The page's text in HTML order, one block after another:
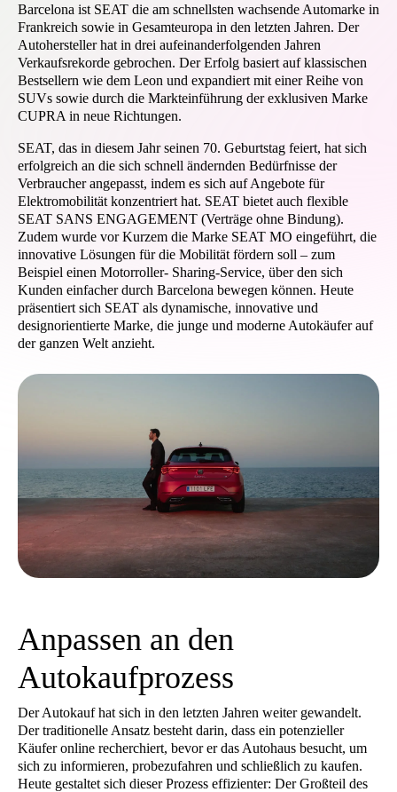
Barcelona ist SEAT die am schnellsten wachsende Automarke in
Frankreich sowie in Gesamteuropa in den letzten Jahren. Der
Autohersteller hat in drei aufeinanderfolgenden Jahren
Verkaufsrekorde gebrochen. Der Erfolg basiert auf klassischen
Bestsellern wie dem Leon und expandiert mit einer Reihe von
SUVs sowie durch die Markteinführung der exklusiven Marke
CUPRA in neue Richtungen.
SEAT, das in diesem Jahr seinen 70. Geburtstag feiert, hat sich
erfolgreich an die sich schnell ändernden Bedürfnisse der
Verbraucher angepasst, indem es sich auf Angebote für
Elektromobilität konzentriert hat. SEAT bietet auch flexible
SEAT SANS ENGAGEMENT (Verträge ohne Bindung).
Zudem wurde vor Kurzem die Marke SEAT MO eingeführt, die
innovative Lösungen für die Mobilität fördern soll – zum
Beispiel einen Motorroller- Sharing-Service, über den sich
Kunden einfacher durch Barcelona bewegen können. Heute
präsentiert sich SEAT als dynamische, innovative und
designorientierte Marke, die junge und moderne Autokäufer auf
der ganzen Welt anzieht.
Anpassen an den
Autokaufprozess
Der Autokauf hat sich in den letzten Jahren weiter gewandelt.
Der traditionelle Ansatz besteht darin, dass ein potenzieller
Käufer online recherchiert, bevor er das Autohaus besucht, um
sich zu informieren, probezufahren und schließlich zu kaufen.
Heute gestaltet sich dieser Prozess effizienter: Der Großteil des